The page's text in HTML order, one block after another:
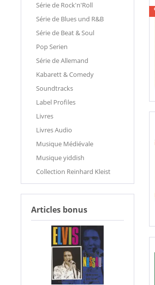
Série de Rock'n'Roll
Série de Blues und R&B
Série de Beat & Soul
Pop Serien
Série de Allemand
Kabarett & Comedy
Soundtracks
Label Profiles
Livres
Livres Audio
Musique Médiévale
Musique yiddish
Collection Reinhard Kleist
Articles bonus